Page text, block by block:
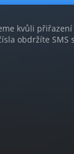
kvůli přiřazení
obdržíte SMS